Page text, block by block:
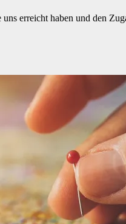
erreicht haben und den